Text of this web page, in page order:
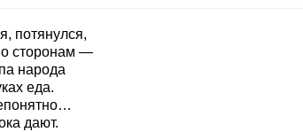
потянулся,
сторонам —
народа
еда.
дают.